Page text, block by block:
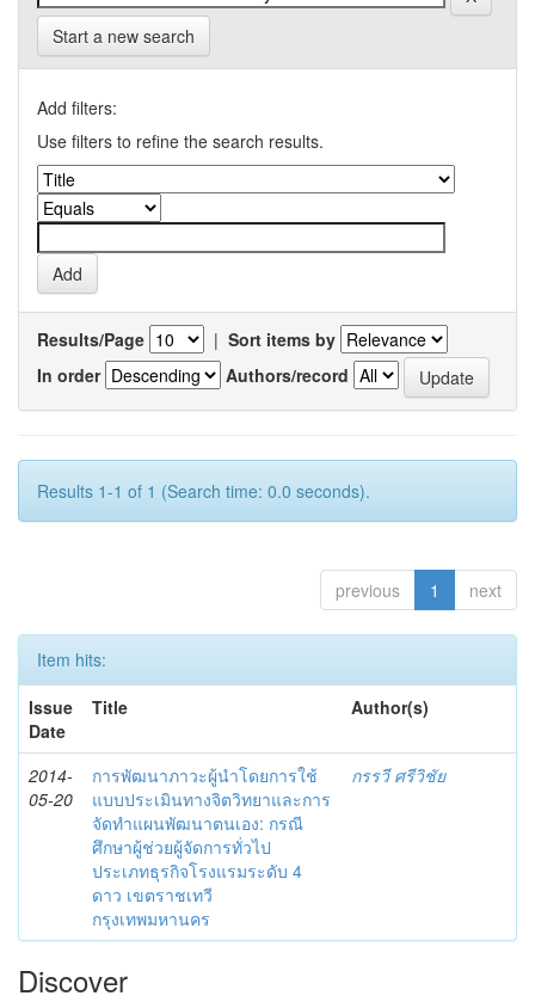
Start a new search
Add filters:
Use filters to refine the search results.
Results/Page | Sort items by
In order
Authors/record
Results 1-1 of 1 (Search time: 0.0 seconds).
previous 1 next
Item hits:
Issue
Date
Title Author(s)
2014-
05-20
การพัฒนาภาวะผู้นำโดยการใช้
แบบประเมินทางจิตวิทยาและการ
จัดทำแผนพัฒนาตนเอง: กรณี
ศึกษาผู้ช่วยผู้จัดการทั่วไป
ประเภทธุรกิจโรงแรมระดับ 4
ดาว เขตราชเทวี
กรุงเทพมหานคร
กรรวี ศรีวิชัย
Discover